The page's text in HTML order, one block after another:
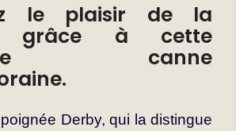
le plaisir de la
grâce à cette
canne
Derby, qui la distingue